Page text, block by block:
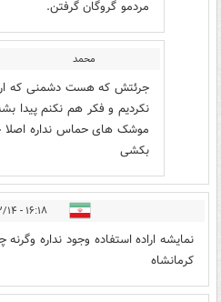
مردمو گروگان گرفتن.
محمد
جرئتش که هست دشمنی که
نکردیم و فکر هم نکنم پیدا
موشک های حماس نداره
بکشی
۱۶:۱۸ - ۱۴۰۰/۱۲/۱۴
نمایشه اراده استفاده وجود نداره
کرمانشاه